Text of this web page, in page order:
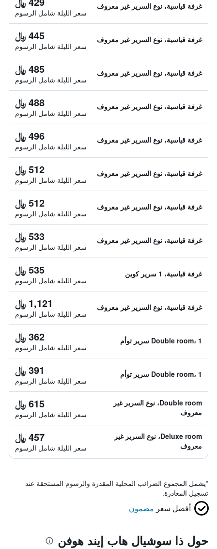
غرفة قياسية، نوع السرير غير معروف
سعر الليلة شامل الرسوم
غرفة قياسية، نوع السرير غير معروف 445 ﷼
سعر الليلة شامل الرسوم
غرفة قياسية، نوع السرير غير معروف 485 ﷼
سعر الليلة شامل الرسوم
غرفة قياسية، نوع السرير غير معروف 488 ﷼
سعر الليلة شامل الرسوم
غرفة قياسية، نوع السرير غير معروف 496 ﷼
سعر الليلة شامل الرسوم
غرفة قياسية، نوع السرير غير معروف 512 ﷼
سعر الليلة شامل الرسوم
غرفة قياسية، نوع السرير غير معروف 512 ﷼
سعر الليلة شامل الرسوم
غرفة قياسية، نوع السرير غير معروف 533 ﷼
سعر الليلة شامل الرسوم
غرفة قياسية، 1 سرير كوين 535 ﷼
سعر الليلة شامل الرسوم
غرفة قياسية، نوع السرير غير معروف 1,121 ﷼
سعر الليلة شامل الرسوم
Double room، 1 سرير توأم 362 ﷼
سعر الليلة شامل الرسوم
Double room، 1 سرير توأم 391 ﷼
سعر الليلة شامل الرسوم
Double room، نوع السرير غير
معروف
615 ﷼
سعر الليلة شامل الرسوم
Deluxe room، نوع السرير غير
معروف
457 ﷼
سعر الليلة شامل الرسوم
*يشمل المجموع الضرائب المحلية المقدرة والرسوم المستحقة عند
تسجيل المغادرة.
أفضل سعر مضمون
حول ذا سوشيال هاب إيند هوفن